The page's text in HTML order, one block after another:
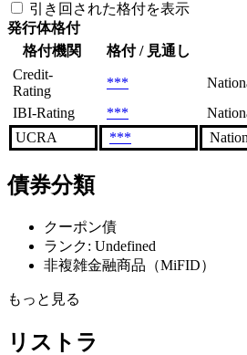
引き回された格付を表示
発行体格付
格付機関
格付 / 見通し
Credit-
Rating
***
IBI-Rating
***
UCRA
***
債券分類
クーポン債
ランク: Undefined
非複雑金融商品（MiFID）
もっと見る
リストラ